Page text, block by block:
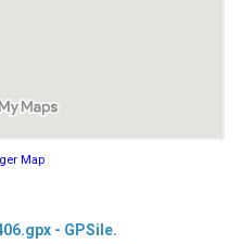
Map
- GPSile.